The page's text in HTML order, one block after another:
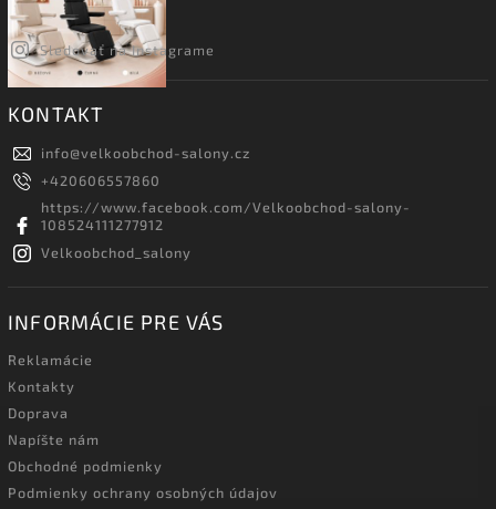
Sledovať na Instagrame
KONTAKT
info@velkoobchod-salony.cz
+420606557860
https://www.facebook.com/Velkoobchod-salony-
108524111277912
Velkoobchod_salony
INFORMÁCIE PRE VÁS
Reklamácie
Kontakty
Doprava
Napíšte nám
Obchodné podmienky
Podmienky ochrany osobných údajov